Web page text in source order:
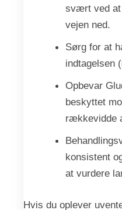
svært ved at
vejen ned.
Sørg for at
indtagelsen
Opbevar
beskyttet
rækkevidde
konsistent
at vurdere
Hvis du oplever